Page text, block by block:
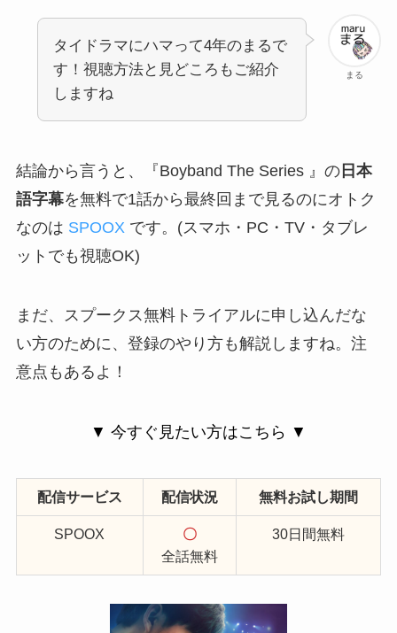
まる
タイドラマにハマって4年のまるで
す！視聴方法と見どころもご紹介
しますね
結論から言うと、『Boyband The Series 』の日本
語字幕を無料で1話から最終回まで見るのにオトク
なのは SPOOX です。(スマホ・PC・TV・タブレ
ットでも視聴OK)
まだ、スプークス無料トライアルに申し込んだな
い方のために、登録のやり方も解説しますね。注
意点もあるよ！
▼ 今すぐ見たい方はこちら ▼
配信サービス 配信状況 無料お試し期間
SPOOX
〇
全話無料
30日間無料